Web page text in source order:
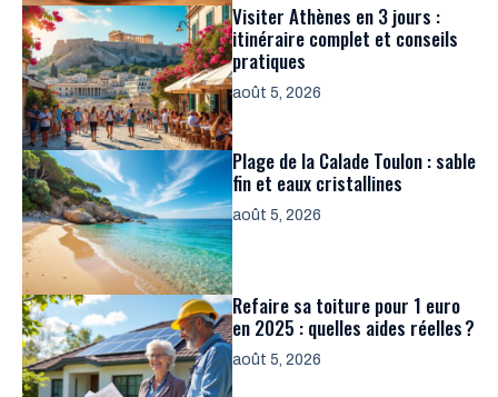
Visiter Athènes en 3 jours :
itinéraire complet et conseils
pratiques
août 5, 2026
Plage de la Calade Toulon : sable
fin et eaux cristallines
août 5, 2026
Refaire sa toiture pour 1 euro
en 2025 : quelles aides réelles ?
août 5, 2026